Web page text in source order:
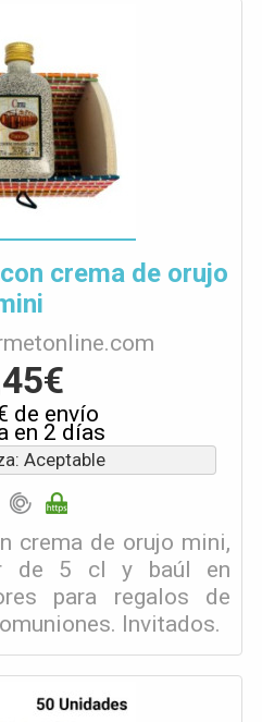
crema de orujo
de envío
en 2 días
Aceptable
crema de orujo mini,
de 5 cl y baúl en
para regalos de
Invitados.